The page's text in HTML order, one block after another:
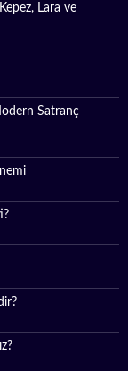
Lara ve
Satranç